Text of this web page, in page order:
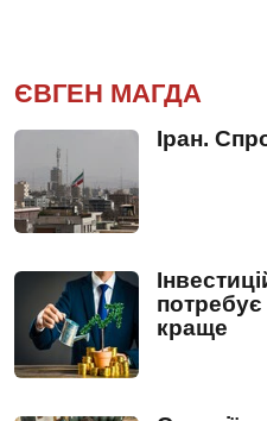
ЄВГЕН МАГДА
Іран.
потребує
краще